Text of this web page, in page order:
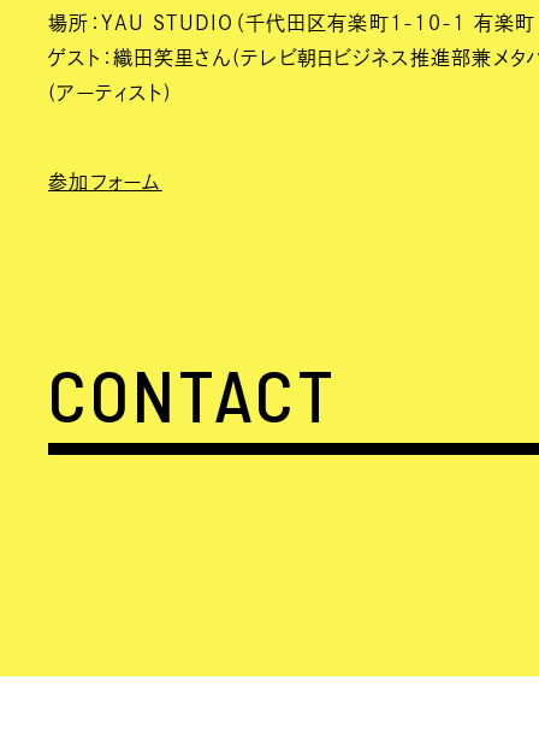
場所：YAU STUDIO（千代田区有楽町1-10-1 有楽町
ゲスト：織田笑里さん(テレビ朝日ビジネス推進部兼メ
(アーティスト)
参加フォーム
CONTACT